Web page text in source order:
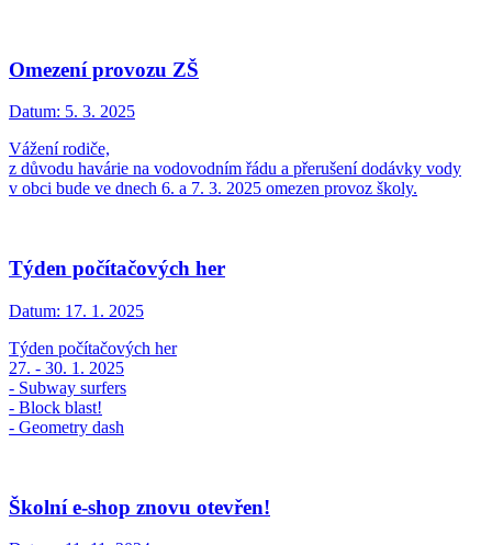
Omezení provozu ZŠ
Datum: 5. 3. 2025
Vážení rodiče,
z důvodu havárie na vodovodním řádu a přerušení dodávky vody
v obci bude ve dnech 6. a 7. 3. 2025 omezen provoz školy.
Týden počítačových her
Datum: 17. 1. 2025
Týden počítačových her
27. - 30. 1. 2025
- Subway surfers
- Block blast!
- Geometry dash
Školní e-shop znovu otevřen!